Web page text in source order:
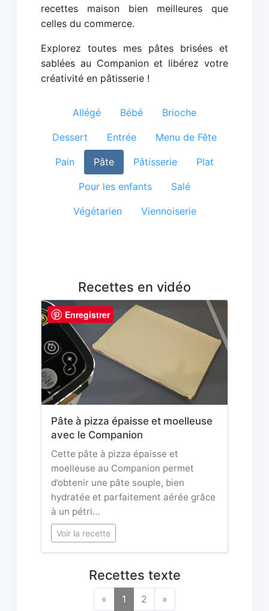
recettes maison bien meilleures que
celles du commerce.
Explorez toutes mes pâtes brisées et
sablées au Companion et libérez votre
créativité en pâtisserie !
Allégé Bébé Brioche
Dessert Entrée Menu de Fête
Pain Pâte Pâtisserie Plat
Pour les enfants Salé
Végétarien Viennoiserie
Recettes en vidéo
Pâte à pizza épaisse et moelleuse
avec le Companion
Cette pâte à pizza épaisse et
moelleuse au Companion permet
d’obtenir une pâte souple, bien
hydratée et parfaitement aérée grâce
à un pétri…
Voir la recette
Recettes texte
« 1 2 »
Enregistrer